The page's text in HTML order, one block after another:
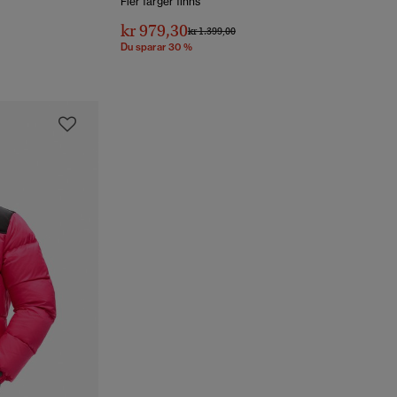
kr 979,30Pris reducerat från
kr 1.399,00till
Du sparar 30 %